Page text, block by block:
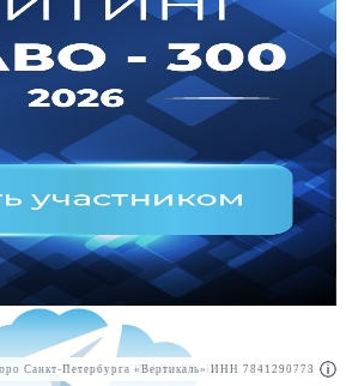
РекламаАО"ПРАВО.РУ" ИНН: 7708095468
Санкт-Петербурга «Вертикаль» ИНН 7841290773